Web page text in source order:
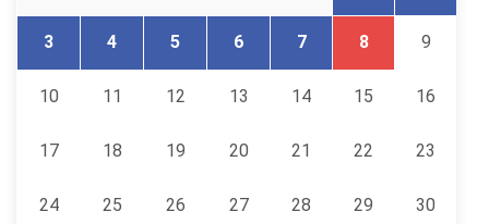
3 4 5 6 7 8 9
10 11 12 13 14 15 16
17 18 19 20 21 22 23
24 25 26 27 28 29 30